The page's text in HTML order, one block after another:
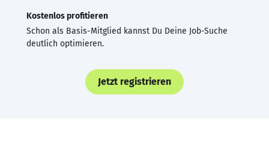
Kostenlos profitieren
Schon als Basis-Mitglied kannst Du Deine Job-Suche
deutlich optimieren.
Jetzt registrieren